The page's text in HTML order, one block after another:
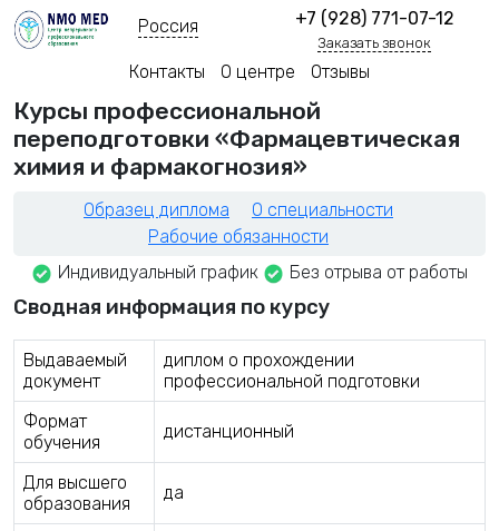
Россия
Контакты О центре Отзывы
+7 (928) 771-07-12
Заказать звонок
Курсы профессиональной
переподготовки «Фармацевтическая
химия и фармакогнозия»
Образец диплома
О специальности
Рабочие обязанности
Индивидуальный график
Без отрыва от работы
Сводная информация по курсу
Выдаваемый
документ
диплом о прохождении
профессиональной подготовки
Формат
обучения
дистанционный
Для высшего
образования
да